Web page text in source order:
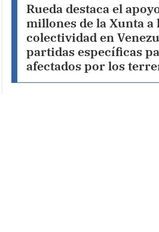
Rueda destaca el
millones de la Xunta a
colectividad en
partidas específicas
afectados por los